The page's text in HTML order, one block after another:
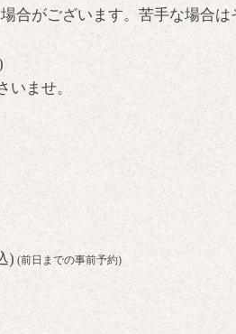
合がございます。苦手な場合
ませ。
) (前日までの事前予約)